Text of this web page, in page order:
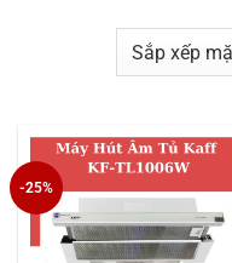
-25%